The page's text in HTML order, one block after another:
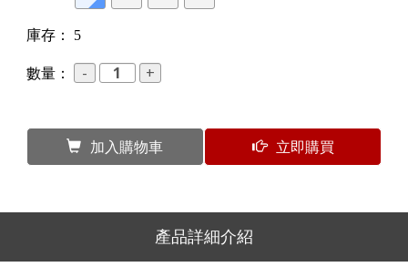
庫存： 5
數量：
加入購物車 立即購買
產品詳細介紹